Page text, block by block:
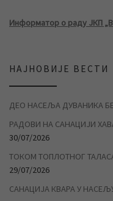
Информатор о раду ЈКП
НАЈНОВИЈЕ ВЕСТИ
ДЕО НАСЕЉА ДУВАНИКА
РАДОВИ НА САНАЦИЈИ
30/07/2026
ТОКОМ ТОПЛОТНОГ
29/07/2026
САНАЦИЈА КВАРА У